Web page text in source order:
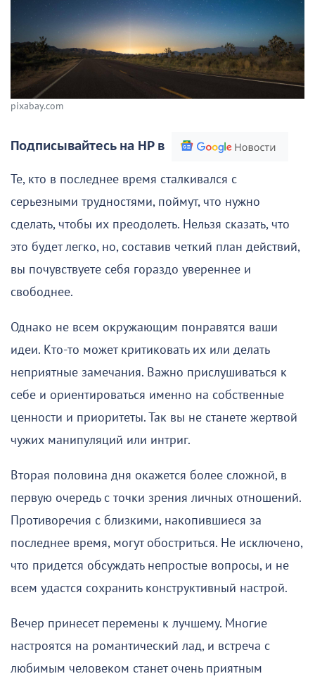
pixabay.com
Подписывайтесь на НР в
Те, кто в последнее время сталкивался с
серьезными трудностями, поймут, что нужно
сделать, чтобы их преодолеть. Нельзя сказать, что
это будет легко, но, составив четкий план действий,
вы почувствуете себя гораздо увереннее и
свободнее.
Однако не всем окружающим понравятся ваши
идеи. Кто-то может критиковать их или делать
неприятные замечания. Важно прислушиваться к
себе и ориентироваться именно на собственные
ценности и приоритеты. Так вы не станете жертвой
чужих манипуляций или интриг.
Вторая половина дня окажется более сложной, в
первую очередь с точки зрения личных отношений.
Противоречия с близкими, накопившиеся за
последнее время, могут обостриться. Не исключено,
что придется обсуждать непростые вопросы, и не
всем удастся сохранить конструктивный настрой.
Вечер принесет перемены к лучшему. Многие
настроятся на романтический лад, и встреча с
любимым человеком станет очень приятным